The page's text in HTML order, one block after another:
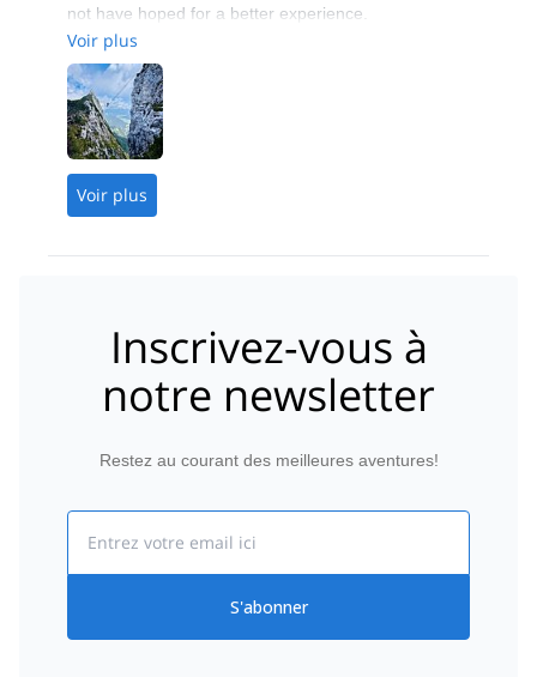
not have hoped for a better experience.
Voir plus
Voir plus
Inscrivez-vous à
notre newsletter
Restez au courant des meilleures aventures!
S'abonner